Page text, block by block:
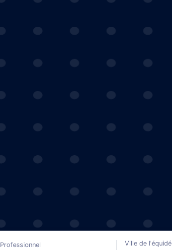
Professionnel Ville de l'équidé